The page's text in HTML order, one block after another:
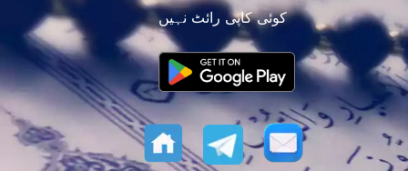
کوئی کاپی رائٹ نہیں